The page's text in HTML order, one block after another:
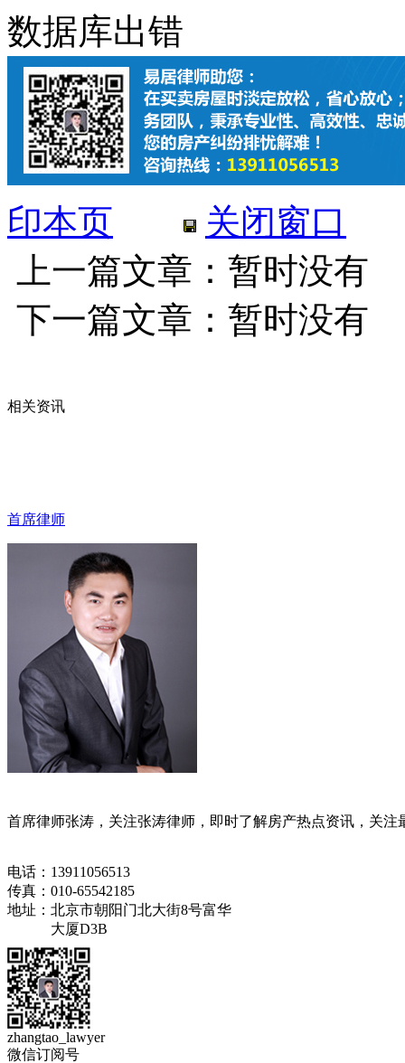
数据库出错
印本页
关闭窗口
上一篇文章：暂时没有
下一篇文章：暂时没有
相关资讯
首席律师
首席律师张涛，关注张涛律师，即时了解房产热点资讯，关
电话：13911056513
传真：010-65542185
地址：北京市朝阳门北大街8号富华
大厦D3B
zhangtao_lawyer
微信订阅号